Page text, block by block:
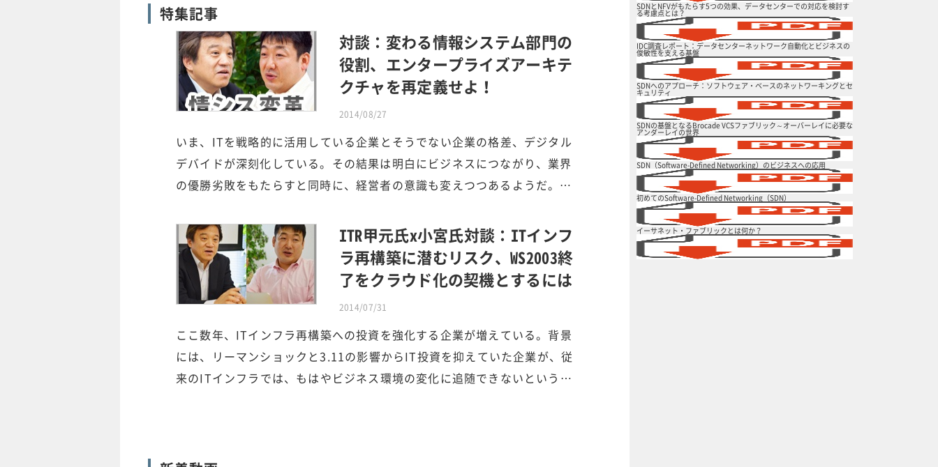
特集記事
対談：変わる情報システム部門の
役割、エンタープライズアーキテ
クチャを再定義せよ！
2014/08/27
いま、ITを戦略的に活用している企業とそうでない企業の格差、デジタル
デバイドが深刻化している。その結果は明白にビジネスにつながり、業界
の優勝劣敗をもたらすと同時に、経営者の意識も変えつつあるようだ。…
ITR甲元氏x小宮氏対談：ITインフ
ラ再構築に潜むリスク、WS2003終
了をクラウド化の契機とするには
2014/07/31
ここ数年、ITインフラ再構築への投資を強化する企業が増えている。背景
には、リーマンショックと3.11の影響からIT投資を抑えていた企業が、従
来のITインフラでは、もはやビジネス環境の変化に追随できないという…
SDNとNFVがもたらす5つの効果、データセンターでの対応を検討す
る考慮点とは？
IDC調査レポート：データセンターネットワーク自動化とビジネスの
俊敏性を支える基盤
SDNへのアプローチ：ソフトウェア・ベースのネットワーキングとセ
キュリティ
SDNの基盤となるBrocade VCSファブリック～オーバーレイに必要な
アンダーレイの世界
SDN（Software-Defined Networking）のビジネスへの応用
初めてのSoftware-Defined Networking（SDN）
イーサネット・ファブリックとは何か？